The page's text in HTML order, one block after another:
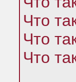
Что
Что
Что